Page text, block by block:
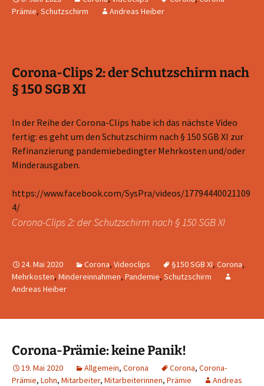
Prämie, Schutzschirm Andreas Heiber
Corona-Clips 2: der Schutzschirm nach
§ 150 SGB XI
In der Reihe der Corona-Clips habe ich das nächste Video
fertig: es geht um den Schutzschirm nach § 150 SGB XI zur
Refinanzierung pandemiebedingter Mehrkosten und/oder
Minderausgaben.
https://www.facebook.com/SysPra/videos/17794440021109
4/
Corona-Clips 2: der Schutzschirm nach § 150 SGB XI
24. Mai 2020 Corona, Videoclips §150 SGB XI, Corona,
Mehrkosten, Mindereinnahmen, Pandemie, Schutzschirm
Andreas Heiber
Corona-Prämie: keine Panik!
19. Mai 2020 Allgemein, Corona Corona, Corona-
Prämie, Lohn, Mitarbeiter, Mitarbeiterinnen, Prämie
Andreas